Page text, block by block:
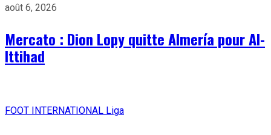
août 6, 2026
Mercato : Dion Lopy quitte Almería pour Al-
Ittihad
FOOT INTERNATIONAL Liga